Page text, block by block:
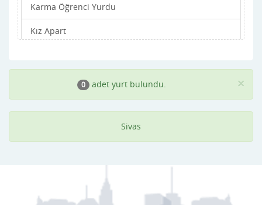
Yıldızeli
Zara
Karma Öğrenci Yurdu
Kız Apart
Kız Pansiyonları ×
0 adet yurt bulundu.
Sivas